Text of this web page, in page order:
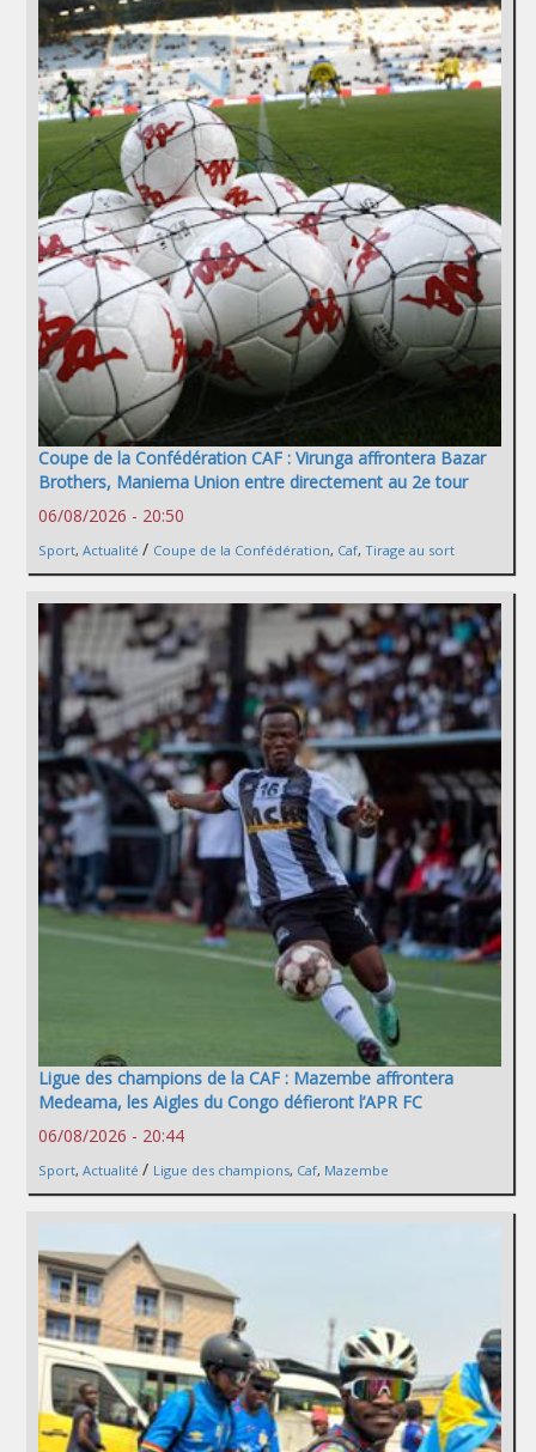
Coupe de la Confédération CAF : Virunga affrontera Bazar
Brothers, Maniema Union entre directement au 2e tour
06/08/2026 - 20:50
Sport, Actualité / Coupe de la Confédération, Caf, Tirage au sort
Ligue des champions de la CAF : Mazembe affrontera
Medeama, les Aigles du Congo défieront l’APR FC
06/08/2026 - 20:44
Sport, Actualité / Ligue des champions, Caf, Mazembe